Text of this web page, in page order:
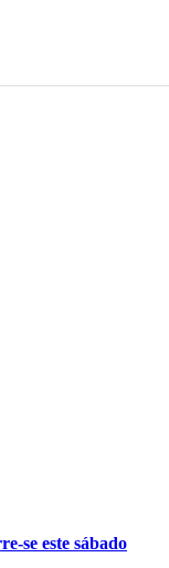
se este sábado